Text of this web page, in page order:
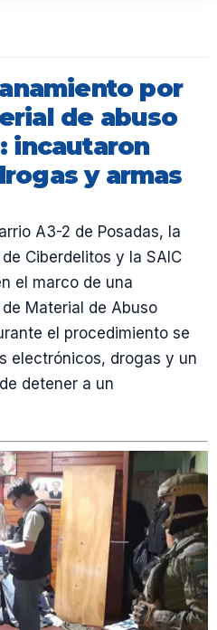
por
de abuso
incautaron
y armas
A3-2 de Posadas, la
Ciberdelitos y la SAIC
el marco de una
Material de Abuso
el procedimiento se
electrónicos, drogas y un
detener a un